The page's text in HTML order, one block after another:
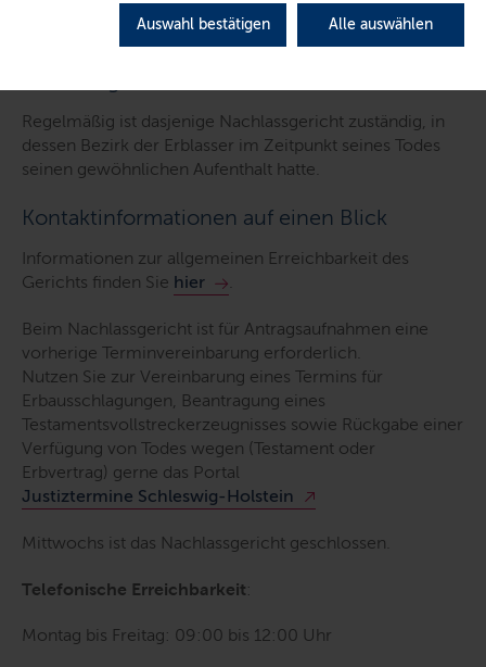
Auswahl bestätigen Alle auswählen
Regelmäßig ist dasjenige Nachlassgericht zuständig, in
dessen Bezirk der Erblasser im Zeitpunkt seines Todes
seinen gewöhnlichen Aufenthalt hatte.
Kontaktinformationen auf einen Blick
Informationen zur allgemeinen Erreichbarkeit des
Gerichts finden Sie hier
Beim Nachlassgericht ist für Antragsaufnahmen eine
vorherige Terminvereinbarung erforderlich.
Nutzen Sie zur Vereinbarung eines Termins für
Erbausschlagungen, Beantragung eines
Testamentsvollstreckerzeugnisses sowie Rückgabe einer
Verfügung von Todes wegen (Testament oder
Erbvertrag) gerne das Portal
Justiztermine Schleswig-Holstein
Mittwochs ist das Nachlassgericht geschlossen.
Telefonische Erreichbarkeit:
Montag bis Freitag: 09:00 bis 12:00 Uhr